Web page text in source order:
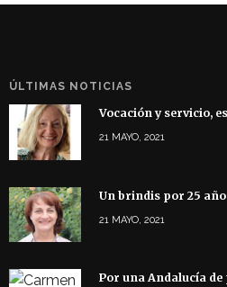
ÚLTIMAS NOTICIAS
Vocación y servicio,
21 MAYO, 2021
Un brindis por 25
21 MAYO, 2021
Por una Andalucía